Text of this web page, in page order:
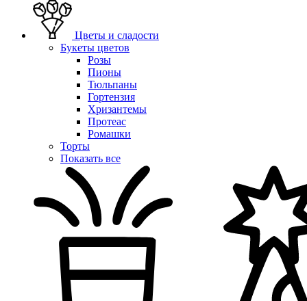
Цветы и сладости
Букеты цветов
Розы
Пионы
Тюльпаны
Гортензия
Хризантемы
Протеас
Ромашки
Торты
Показать все